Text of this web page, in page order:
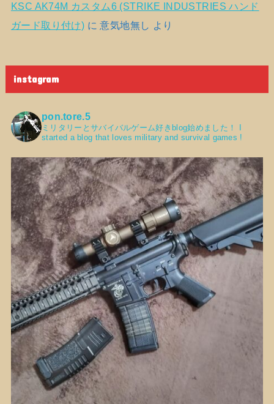
KSC AK74M カスタム6 (STRIKE INDUSTRIES ハンド
ガード取り付け) に意気地無し より
instagram
pon.tore.5
ミリタリーとサバイバルゲーム好きblog始めました！
I
started a blog that loves military and survival games !